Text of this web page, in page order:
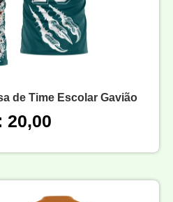
de Time Escolar Gavião
20,00